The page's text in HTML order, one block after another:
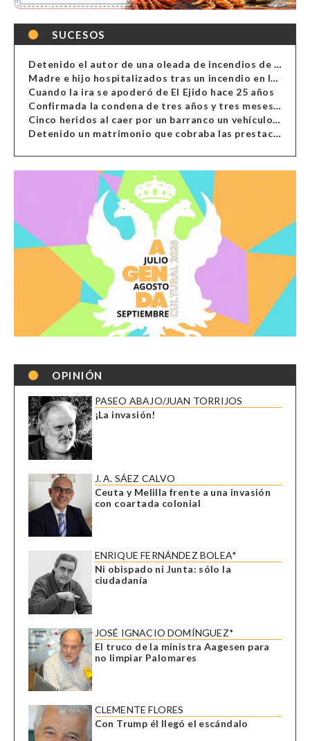
SUCESOS
Detenido el autor de una oleada de incendios de contenedores en Almería
Madre e hijo hospitalizados tras un incendio en la cocina de una vivienda en Almería
Cuando la ira se apoderó de El Ejido hace 25 años
Confirmada la condena de tres años y tres meses al hombre de Antas acusado de xenofobia
Cinco heridos al caer por un barranco un vehículo en Alcolea
Detenido un matrimonio que cobraba las prestaciones de ilegales en Almería, Granada, Málaga, Huelva y Murcia
OPINIÓN
PASEO ABAJO/JUAN TORRIJOS
¡La invasión!
J. A. SÁEZ CALVO
Ceuta y Melilla frente a una invasión
con coartada colonial
ENRIQUE FERNÁNDEZ BOLEA*
Ni obispado ni Junta: sólo la
ciudadanía
JOSÉ IGNACIO DOMÍNGUEZ*
El truco de la ministra Aagesen para
no limpiar Palomares
CLEMENTE FLORES
Con Trump él llegó el escándalo